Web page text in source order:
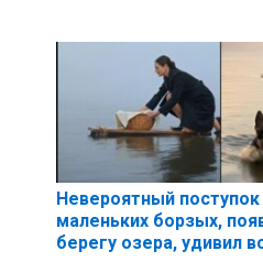
Невероятный поступок
маленьких борзых,
берегу озера, удивил